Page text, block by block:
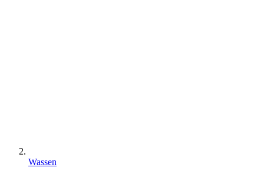
Wassen